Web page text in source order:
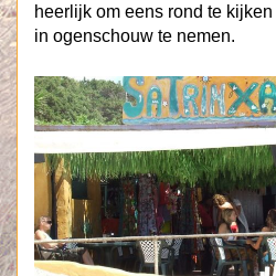
heerlijk om eens rond te
in ogenschouw te nemen.